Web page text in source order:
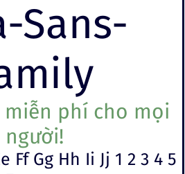
Sans-
miễn phí cho mọi
người!
Ff Gg Hh Ii Jj 1 2 3 4 5